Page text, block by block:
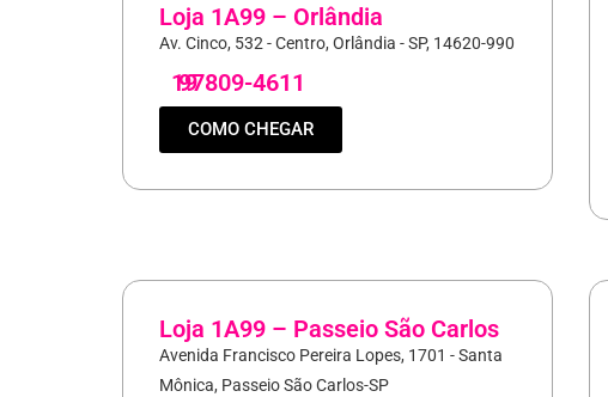
Loja 1A99 – Orlândia
Av. Cinco, 532 - Centro, Orlândia - SP, 14620-990
19
97809-4611
COMO CHEGAR
Loja 1A99 – Passeio São Carlos
Avenida Francisco Pereira Lopes, 1701 - Santa
Mônica, Passeio São Carlos-SP